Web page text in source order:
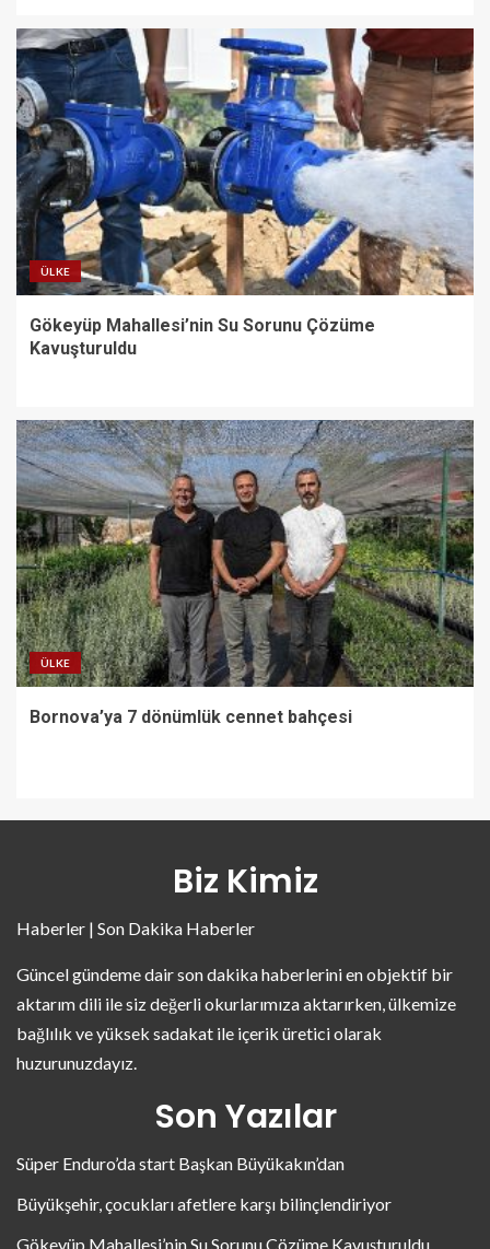
ÜLKE
Gökeyüp Mahallesi’nin Su Sorunu Çözüme
Kavuşturuldu
ÜLKE
Bornova’ya 7 dönümlük cennet bahçesi
Biz Kimiz
Haberler | Son Dakika Haberler
Güncel gündeme dair son dakika haberlerini en objektif bir
aktarım dili ile siz değerli okurlarımıza aktarırken, ülkemize
bağlılık ve yüksek sadakat ile içerik üretici olarak
huzurunuzdayız.
Son Yazılar
Süper Enduro’da start Başkan Büyükakın’dan
Büyükşehir, çocukları afetlere karşı bilinçlendiriyor
Gökeyüp Mahallesi’nin Su Sorunu Çözüme Kavuşturuldu